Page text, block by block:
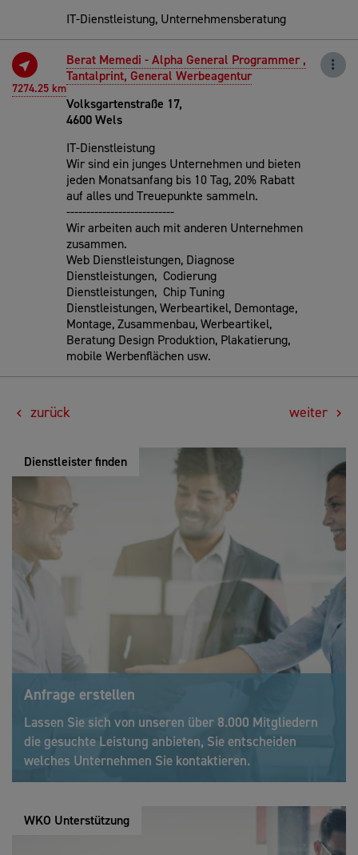
IT-Dienstleistung, Unternehmensberatung
7274.25 km
Berat Memedi - Alpha General Programmer ,
Tantalprint, General Werbeagentur
Volksgartenstraße 17,
4600 Wels
IT-Dienstleistung
Wir sind ein junges Unternehmen und bieten
jeden Monatsanfang bis 10 Tag, 20% Rabatt
auf alles und Treuepunkte sammeln.
---------------------------
Wir arbeiten auch mit anderen Unternehmen
zusammen.
Web Dienstleistungen, Diagnose
Dienstleistungen, Codierung
Dienstleistungen, Chip Tuning
Dienstleistungen, Werbeartikel, Demontage,
Montage, Zusammenbau, Werbeartikel,
Beratung Design Produktion, Plakatierung,
mobile Werbenflächen usw.
zurück weiter
Dienstleister finden
Anfrage erstellen
Lassen Sie sich von unseren über 8.000 Mitgliedern
die gesuchte Leistung anbieten, Sie entscheiden
welches Unternehmen Sie kontaktieren.
WKO Unterstützung